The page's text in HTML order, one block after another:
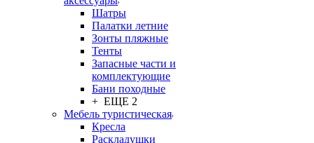
Шатры
Палатки летние
Зонты пляжные
Тенты
Запасные части и
комплектующие
Бани походные
+ ЕЩЕ 2
Мебель туристическая
Кресла
Раскладушки